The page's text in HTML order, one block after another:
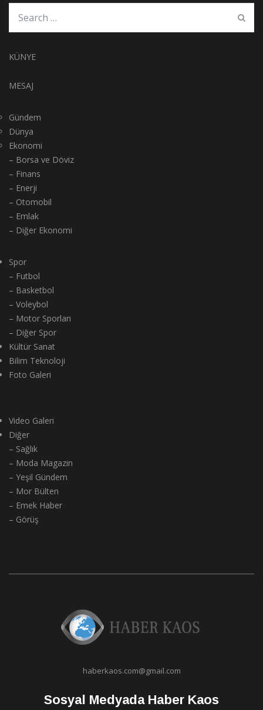
KÜNYE
MESAJ
Gündem
Dünya
Ekonomi
– Borsa ve Döviz
– Finans
– Enerji
– Otomobil
– Emlak
– Diğer Ekonomi
Spor
– Futbol
– Basketbol
– Voleybol
– Motor Sporları
– Diğer Spor
Kültür Sanat
Bilim Teknoloji
Foto Galeri
Video Galeri
Diğer
– Sağlık
– Moda Magazin
– Yeşil Gündem
– Mor Bülten
– Emek Haber
– Görüş
haberkaos.com@gmail.com
Sosyal Medyada Haber Kaos